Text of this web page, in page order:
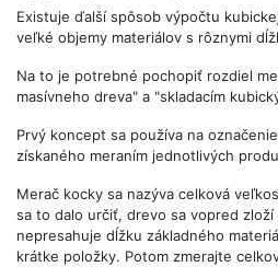
Existuje ďalší spôsob výpočtu
veľké objemy materiálov s rôznymi
Na to je potrebné pochopiť rozdiel
masívneho dreva" a "skladacím
Prvý koncept sa používa na
získaného meraním jednotlivých
Merač kocky sa nazýva celková
sa to dalo určiť, drevo sa vopred
nepresahuje dĺžku základného
krátke položky. Potom zmerajte